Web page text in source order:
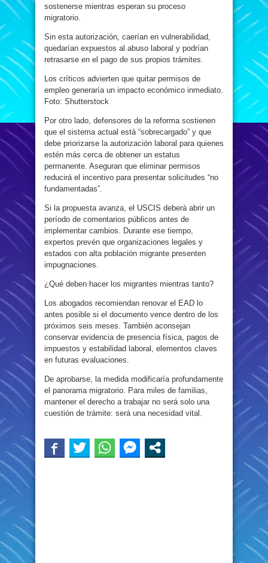
sostenerse mientras esperan su proceso
migratorio.
Sin esta autorización, caerían en vulnerabilidad,
quedarían expuestos al abuso laboral y podrían
retrasarse en el pago de sus propios trámites.
Los críticos advierten que quitar permisos de
empleo generaría un impacto económico inmediato.
Foto: Shutterstock
Por otro lado, defensores de la reforma sostienen
que el sistema actual está “sobrecargado” y que
debe priorizarse la autorización laboral para quienes
estén más cerca de obtener un estatus
permanente. Aseguran que eliminar permisos
reducirá el incentivo para presentar solicitudes “no
fundamentadas”.
Si la propuesta avanza, el USCIS deberá abrir un
período de comentarios públicos antes de
implementar cambios. Durante ese tiempo,
expertos prevén que organizaciones legales y
estados con alta población migrante presenten
impugnaciones.
¿Qué deben hacer los migrantes mientras tanto?
Los abogados recomiendan renovar el EAD lo
antes posible si el documento vence dentro de los
próximos seis meses. También aconsejan
conservar evidencia de presencia física, pagos de
impuestos y estabilidad laboral, elementos claves
en futuras evaluaciones.
De aprobarse, la medida modificaría profundamente
el panorama migratorio. Para miles de familias,
mantener el derecho a trabajar no será solo una
cuestión de trámite: será una necesidad vital.